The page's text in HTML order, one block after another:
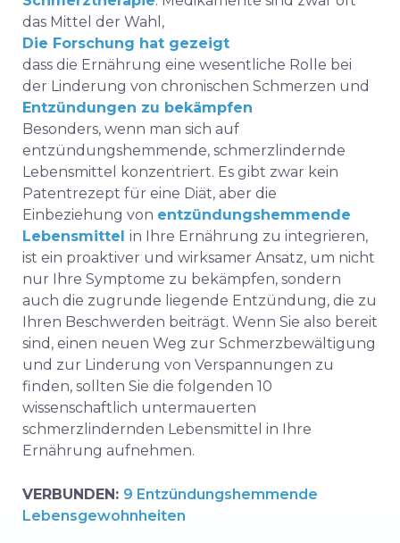
das Mittel der Wahl,
Die Forschung hat gezeigt
dass die Ernährung eine wesentliche Rolle bei
der Linderung von chronischen Schmerzen und
Entzündungen zu bekämpfen
Besonders, wenn man sich auf
entzündungshemmende, schmerzlindernde
Lebensmittel konzentriert. Es gibt zwar kein
Patentrezept für eine Diät, aber die
Einbeziehung von entzündungshemmende
Lebensmittel in Ihre Ernährung zu integrieren,
ist ein proaktiver und wirksamer Ansatz, um nicht
nur Ihre Symptome zu bekämpfen, sondern
auch die zugrunde liegende Entzündung, die zu
Ihren Beschwerden beiträgt. Wenn Sie also bereit
sind, einen neuen Weg zur Schmerzbewältigung
und zur Linderung von Verspannungen zu
finden, sollten Sie die folgenden 10
wissenschaftlich untermauerten
schmerzlindernden Lebensmittel in Ihre
Ernährung aufnehmen.
VERBUNDEN: 9 Entzündungshemmende
Lebensgewohnheiten